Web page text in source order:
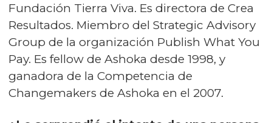
Fundación Tierra Viva. Es directora de Crea
Resultados. Miembro del Strategic Advisory
Group de la organización Publish What You
Pay. Es fellow de Ashoka desde 1998, y
ganadora de la Competencia de
Changemakers de Ashoka en el 2007.